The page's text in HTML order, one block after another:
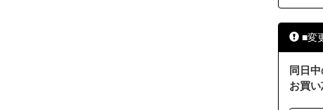
■変
同日
お買